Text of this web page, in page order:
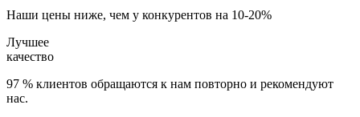
Наши цены ниже, чем у конкурентов на 10-20%
Лучшее
качество
97 % клиентов обращаются к нам повторно и рекомендуют
нас.